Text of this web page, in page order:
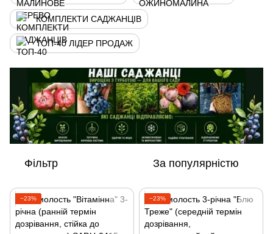
КОМПЛЕКТИ САДЖАНЦІВ
ТОП-40 ЛІДЕР ПРОДАЖ
Фільтр За популярністю
−23% −23%